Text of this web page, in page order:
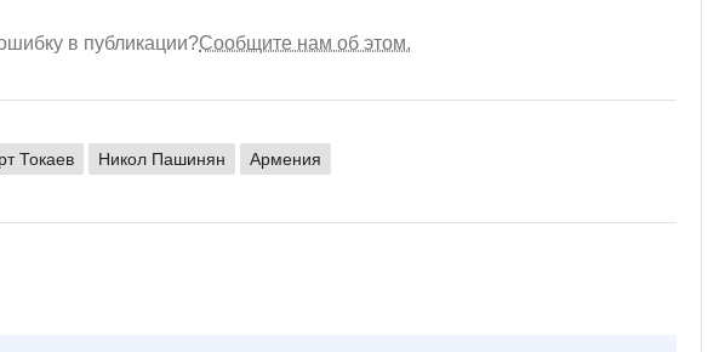
в публикации?Сообщите нам об этом.
Токаев Никол Пашинян Армения